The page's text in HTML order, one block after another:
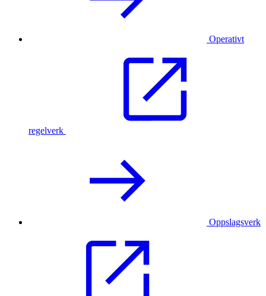
Operativt
regelverk
Oppslagsverk